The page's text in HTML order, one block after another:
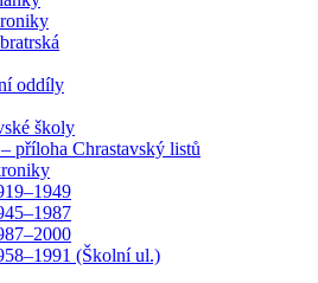
oddíly
školy
příloha Chrastavský listů
(Školní ul.)